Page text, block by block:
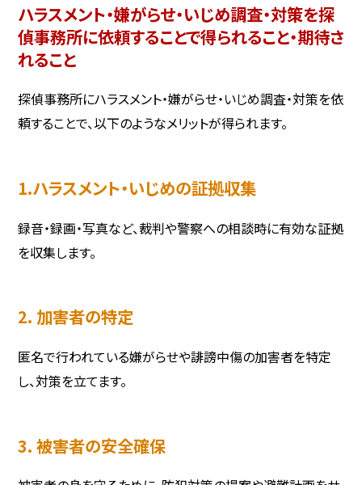
ハラスメント・嫌がらせ・いじめ調査・対策を探
偵事務所に依頼することで得られること・期待さ
れること
探偵事務所にハラスメント・嫌がらせ・いじめ調査・対策を依
頼することで、以下のようなメリットが得られます。
1.ハラスメント・いじめの証拠収集
録音・録画・写真など、裁判や警察への相談時に有効な証拠
を収集します。
2. 加害者の特定
匿名で行われている嫌がらせや誹謗中傷の加害者を特定
し、対策を立てます。
3. 被害者の安全確保